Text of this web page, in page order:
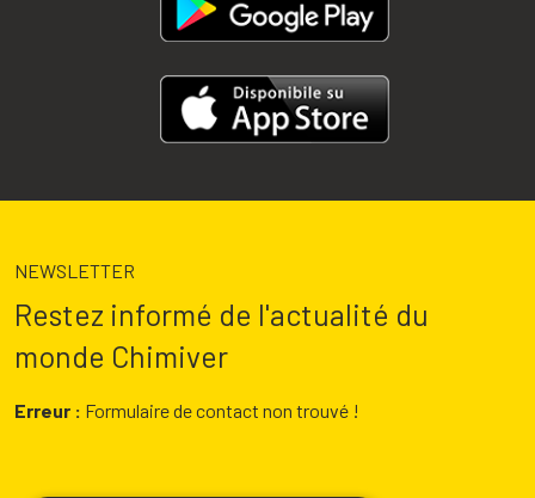
NEWSLETTER
Restez informé de l'actualité du
monde Chimiver
Erreur : Formulaire de contact non trouvé !